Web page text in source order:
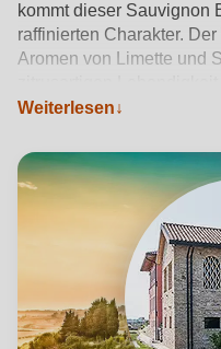
kommt dieser Sauvignon
raffinierten Charakter.
Aromen von Limette und
harmonischen und gut
er seine Authentizität
seinem Alkoholgehalt von
zwischen 10 und 12 °C
hervorragend als Aperitif
Gemüsesuppen und
Flasche steht die Familie
Generationen die
sich für die nachhaltige
Weiterlesen